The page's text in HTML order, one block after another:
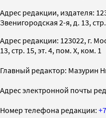
Адрес редакции, издателя:
Звенигородская 2-я, д. 13,
Адрес редакции: 123022, г.
13, стр. 15, эт. 4, пом. X, ком. 1
Главный редактор: Мазурин
Адрес электронной почты
Номер телефона редакции: